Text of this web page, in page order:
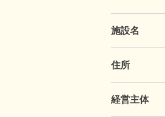
施設名
住所
経営主体